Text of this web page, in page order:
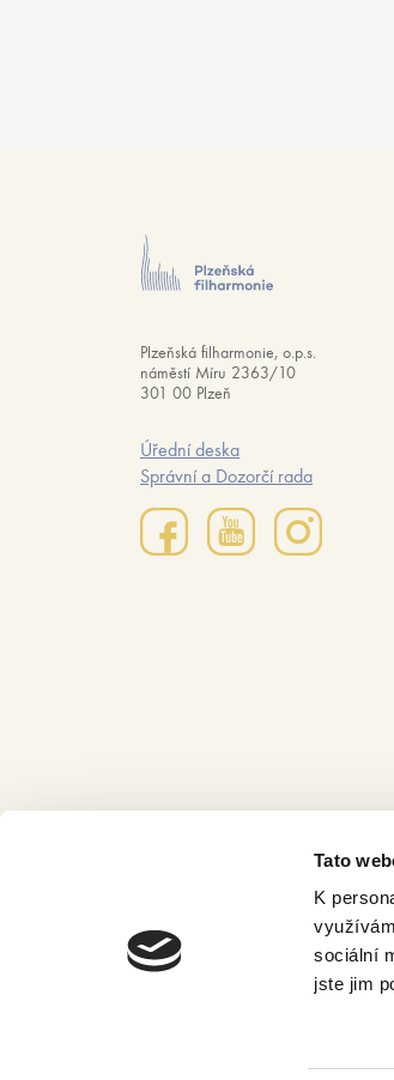
Tato
K
sociální
jste jim
Plzeňská filharmonie, o.p.s.
náměstí Míru 2363/10
301 00 Plzeň
Úřední deska
Správní a Dozorčí rada
Created by Beneš & Michl